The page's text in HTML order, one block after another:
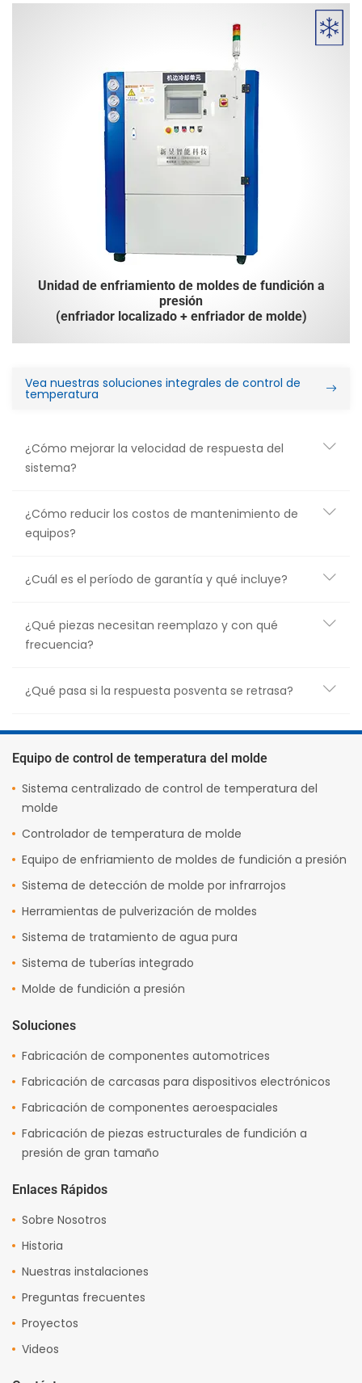
Unidad de enfriamiento de moldes de fundición a
presión
(enfriador localizado + enfriador de molde)
Vea nuestras soluciones integrales de control de
temperatura
¿Cómo mejorar la velocidad de respuesta del
sistema?
¿Cómo reducir los costos de mantenimiento de
equipos?
¿Cuál es el período de garantía y qué incluye?
¿Qué piezas necesitan reemplazo y con qué
frecuencia?
¿Qué pasa si la respuesta posventa se retrasa?
Equipo de control de temperatura del molde
Sistema centralizado de control de temperatura del
molde
Controlador de temperatura de molde
Equipo de enfriamiento de moldes de fundición a presión
Sistema de detección de molde por infrarrojos
Herramientas de pulverización de moldes
Sistema de tratamiento de agua pura
Sistema de tuberías integrado
Molde de fundición a presión
Soluciones
Fabricación de componentes automotrices
Fabricación de carcasas para dispositivos electrónicos
Fabricación de componentes aeroespaciales
Fabricación de piezas estructurales de fundición a
presión de gran tamaño
Enlaces Rápidos
Sobre Nosotros
Historia
Nuestras instalaciones
Preguntas frecuentes
Proyectos
Videos